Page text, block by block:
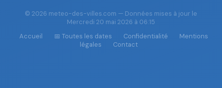
© 2026 meteo-des-villes.com — Données mises à jour le
Mercredi 20 mai 2026 à 06:15
Accueil
📅 Toutes les dates Confidentialité
Mentions
légales
Contact